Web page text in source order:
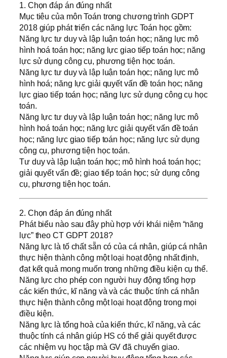
1. Chọn đáp án đúng nhất
Mục tiêu của môn Toán trong chương trình GDPT
2018 giúp phát triển các năng lực Toán học gồm:
Năng lực tư duy và lập luận toán học; năng lực mô
hình hoá toán học; năng lực giao tiếp toán học; năng
lực sử dụng công cụ, phương tiện học toán.
Năng lực tư duy và lập luận toán học; năng lực mô
hình hoá; năng lực giải quyết vấn đề toán học; năng
lực giao tiếp toán học; năng lực sử dụng công cụ học
toán.
Năng lực tư duy và lập luận toán học; năng lực mô
hình hoá toán học; năng lực giải quyết vấn đề toán
học; năng lực giao tiếp toán học; năng lực sử dụng
công cụ, phương tiện học toán.
Tư duy và lập luận toán học; mô hình hoá toán học;
giải quyết vấn đề; giao tiếp toán học; sử dụng công
cụ, phương tiện học toán.
2. Chọn đáp án đúng nhất
Phát biểu nào sau đây phù hợp với khái niệm “năng
lực” theo CT GDPT 2018?
Năng lực là tố chất sẵn có của cá nhân, giúp cá nhân
thực hiện thành công một loại hoạt động nhất định,
đạt kết quả mong muốn trong những điều kiện cụ thể.
Năng lực cho phép con người huy động tổng hợp
các kiến thức, kĩ năng và và các thuộc tính cá nhân
thực hiện thành công một loại hoạt động trong mọi
điều kiện.
Năng lực là tổng hoà của kiến thức, kĩ năng, và các
thuộc tính cá nhân giúp HS có thể giải quyết được
các nhiệm vụ học tập mà GV đã chuyển giao.